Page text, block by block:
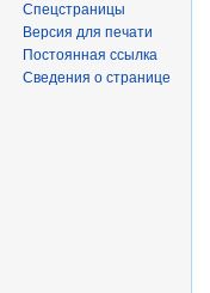
Спецстраницы
Версия для печати
Постоянная ссылка
Сведения о странице